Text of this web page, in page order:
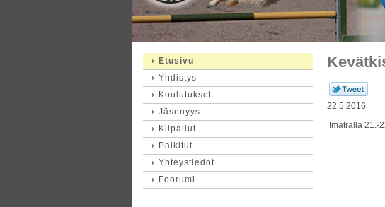
22.5.2016
Imatralla 21.-
Etusivu
Yhdistys
Koulutukset
Jäsenyys
Kilpailut
Palkitut
Yhteystiedot
Foorumi